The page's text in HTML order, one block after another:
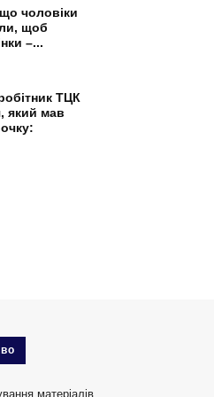
чоловіки
щоб
–...
ТЦК
який мав
матеріалів